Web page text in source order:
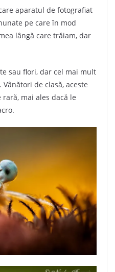
aparatul de fotografiat
pe care în mod
lângă care trăiam, dar
sau flori, dar cel mai mult
de clasă, aceste
mai ales dacă le